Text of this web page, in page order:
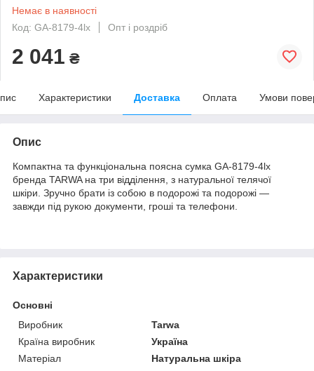
Немає в наявності
Код: GA-8179-4lx
Опт і роздріб
2 041 ₴
Характеристики Доставка Оплата Умови
Опис
Компактна та функціональна поясна сумка GA-8179-4lx
бренда TARWA на три відділення, з натуральної телячої
шкіри. Зручно брати із собою в подорожі та подорожі —
завжди під рукою документи, гроші та телефони.
Характеристики
Основні
Виробник
Tarwa
Країна виробник
Україна
Матеріал
Натуральна шкіра